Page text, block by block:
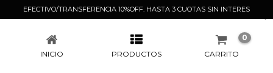
EFECTIVO/TRANSFERENCIA 10%OFF. HASTA 3 CUOTAS SIN INTERES
TODOS LOS CHARMS PARA PULSERA
INICIO PRODUCTOS CARRITO
0